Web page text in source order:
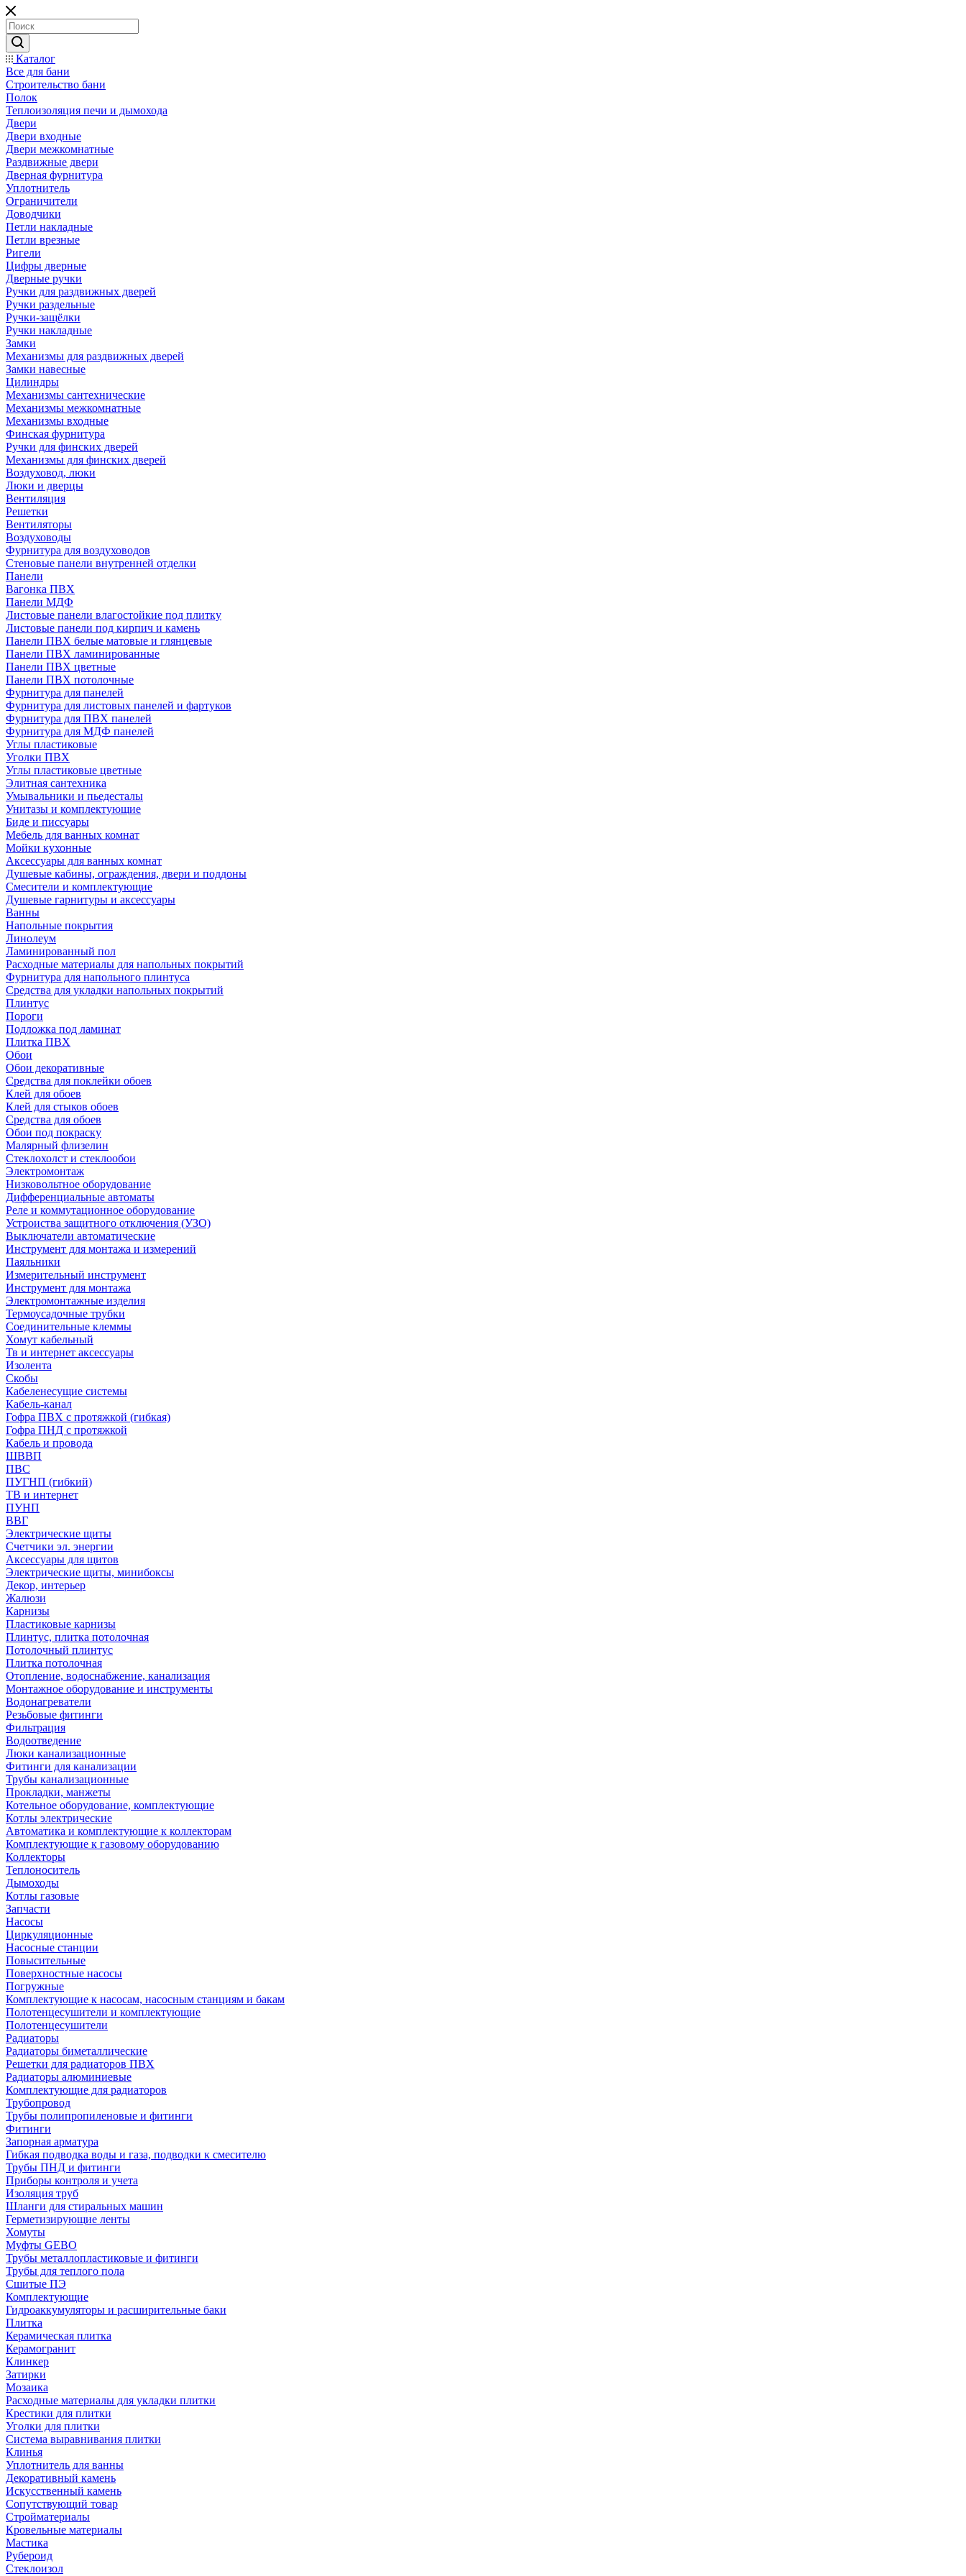
Каталог
Все для бани
Строительство бани
Полок
Теплоизоляция печи и дымохода
Двери
Двери входные
Двери межкомнатные
Раздвижные двери
Дверная фурнитура
Уплотнитель
Ограничители
Доводчики
Петли накладные
Петли врезные
Ригели
Цифры дверные
Дверные ручки
Ручки для раздвижных дверей
Ручки раздельные
Ручки-защёлки
Ручки накладные
Замки
Механизмы для раздвижных дверей
Замки навесные
Цилиндры
Механизмы сантехнические
Механизмы межкомнатные
Механизмы входные
Финская фурнитура
Ручки для финских дверей
Механизмы для финских дверей
Воздуховод, люки
Люки и дверцы
Вентиляция
Решетки
Вентиляторы
Воздуховоды
Фурнитура для воздуховодов
Стеновые панели внутренней отделки
Панели
Вагонка ПВХ
Панели МДФ
Листовые панели влагостойкие под плитку
Листовые панели под кирпич и камень
Панели ПВХ белые матовые и глянцевые
Панели ПВХ ламинированные
Панели ПВХ цветные
Панели ПВХ потолочные
Фурнитура для панелей
Фурнитура для листовых панелей и фартуков
Фурнитура для ПВХ панелей
Фурнитура для МДФ панелей
Углы пластиковые
Уголки ПВХ
Углы пластиковые цветные
Элитная сантехника
Умывальники и пьедесталы
Унитазы и комплектующие
Биде и писсуары
Мебель для ванных комнат
Мойки кухонные
Аксессуары для ванных комнат
Душевые кабины, ограждения, двери и поддоны
Смесители и комплектующие
Душевые гарнитуры и аксессуары
Ванны
Напольные покрытия
Линолеум
Ламинированный пол
Расходные материалы для напольных покрытий
Фурнитура для напольного плинтуса
Средства для укладки напольных покрытий
Плинтус
Пороги
Подложка под ламинат
Плитка ПВХ
Обои
Обои декоративные
Средства для поклейки обоев
Клей для обоев
Клей для стыков обоев
Средства для обоев
Обои под покраску
Малярный флизелин
Стеклохолст и стеклообои
Электромонтаж
Низковольтное оборудование
Дифференциальные автоматы
Реле и коммутационное оборудование
Устроиства защитного отключения (УЗО)
Выключатели автоматические
Инструмент для монтажа и измерений
Паяльники
Измерительный инструмент
Инструмент для монтажа
Электромонтажные изделия
Термоусадочные трубки
Соединительные клеммы
Хомут кабельный
Тв и интернет аксессуары
Изолента
Скобы
Кабеленесущие системы
Кабель-канал
Гофра ПВХ с протяжкой (гибкая)
Гофра ПНД с протяжкой
Кабель и провода
ШВВП
ПВС
ПУГНП (гибкий)
ТВ и интернет
ПУНП
ВВГ
Электрические щиты
Счетчики эл. энергии
Аксессуары для щитов
Электрические щиты, минибоксы
Декор, интерьер
Жалюзи
Карнизы
Пластиковые карнизы
Плинтус, плитка потолочная
Потолочный плинтус
Плитка потолочная
Отопление, водоснабжение, канализация
Монтажное оборудование и инструменты
Водонагреватели
Резьбовые фитинги
Фильтрация
Водоотведение
Люки канализационные
Фитинги для канализации
Трубы канализационные
Прокладки, манжеты
Котельное оборудование, комплектующие
Котлы электрические
Автоматика и комплектующие к коллекторам
Комплектующие к газовому оборудованию
Коллекторы
Теплоноситель
Дымоходы
Котлы газовые
Запчасти
Насосы
Циркуляционные
Насосные станции
Повысительные
Поверхностные насосы
Погружные
Комплектующие к насосам, насосным станциям и бакам
Полотенцесушители и комплектующие
Полотенцесушители
Радиаторы
Радиаторы биметаллические
Решетки для радиаторов ПВХ
Радиаторы алюминиевые
Комплектующие для радиаторов
Трубопровод
Трубы полипропиленовые и фитинги
Фитинги
Запорная арматура
Гибкая подводка воды и газа, подводки к смесителю
Трубы ПНД и фитинги
Приборы контроля и учета
Изоляция труб
Шланги для стиральных машин
Герметизирующие ленты
Хомуты
Муфты GEBO
Трубы металлопластиковые и фитинги
Трубы для теплого пола
Сшитые ПЭ
Комплектующие
Гидроаккумуляторы и расширительные баки
Плитка
Керамическая плитка
Керамогранит
Клинкер
Затирки
Мозаика
Расходные материалы для укладки плитки
Крестики для плитки
Уголки для плитки
Система выравнивания плитки
Клинья
Уплотнитель для ванны
Декоративный камень
Искусственный камень
Сопутствующий товар
Стройматериалы
Кровельные материалы
Мастика
Рубероид
Стеклоизол